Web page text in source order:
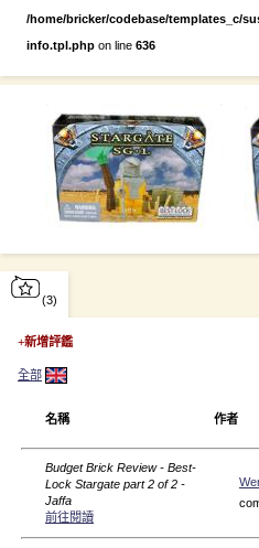
/home/bricker/codebase/templates_c/
info.tpl.php on line 636
(3)
+新增評鑑
全部
名稱 作者
Budget Brick Review - Best-
Lock Stargate part 2 of 2 -
Jaffa
前往閱讀